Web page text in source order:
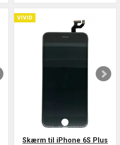
VIVID
Skærm til iPhone 6S Plus